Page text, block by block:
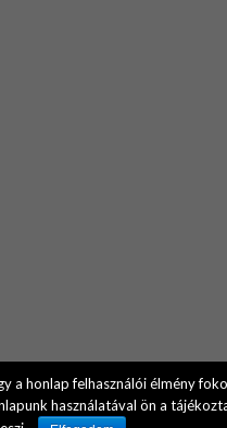
a honlap felhasználói élmény
használatával ön a